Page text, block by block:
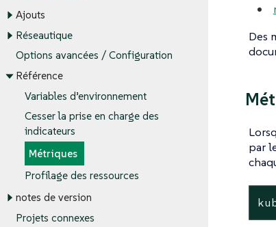
Ajouts
Réseautique
Options avancées / Configuration
Référence
Variables d’environnement
Cesser la prise en charge des
indicateurs
Métriques
Profilage des ressources
notes de version
Projets connexes
Des
par